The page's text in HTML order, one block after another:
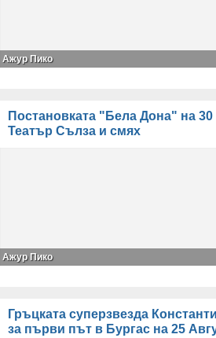
Ажур Пико
Постановката "Бела Дона" на
Театър Сълза и смях
Ажур Пико
Гръцката суперзвезда
за първи път в Бургас на 25